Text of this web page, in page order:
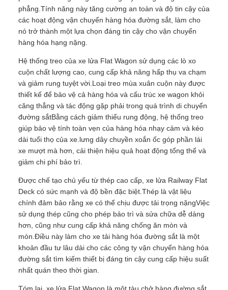
phẳng.Tính năng này tăng cường an toàn và độ tin cậy của
các hoạt động vận chuyển hàng hóa đường sắt, làm cho
nó trở thành một lựa chọn đáng tin cậy cho vận chuyển
hàng hóa hạng nặng.
Hệ thống treo của xe lửa Flat Wagon sử dụng các lò xo
cuộn chất lượng cao, cung cấp khả năng hấp thụ va chạm
và giảm rung tuyệt vời.Loại treo mùa xuân cuộn này được
thiết kế để bảo vệ cả hàng hóa và cấu trúc xe wagon khỏi
căng thẳng và tác động gặp phải trong quá trình di chuyển
đường sắtBằng cách giảm thiểu rung động, hệ thống treo
giúp bảo vệ tính toàn vẹn của hàng hóa nhạy cảm và kéo
dài tuổi thọ của xe.lưng dây chuyền xoắn ốc góp phần lái
xe mượt mà hơn, cải thiện hiệu quả hoạt động tổng thể và
giảm chi phí bảo trì.
Được chế tạo chủ yếu từ thép cao cấp, xe lửa Railway Flat
Deck có sức mạnh và độ bền đặc biệt.Thép là vật liệu
chính đảm bảo rằng xe có thể chịu được tải trọng nặngViệc
sử dụng thép cũng cho phép bảo trì và sửa chữa dễ dàng
hơn, cũng như cung cấp khả năng chống ăn mòn và
mòn.Điều này làm cho xe tải hàng hóa đường sắt là một
khoản đầu tư lâu dài cho các công ty vận chuyển hàng hóa
đường sắt tìm kiếm thiết bị đáng tin cậy cung cấp hiệu suất
nhất quán theo thời gian.